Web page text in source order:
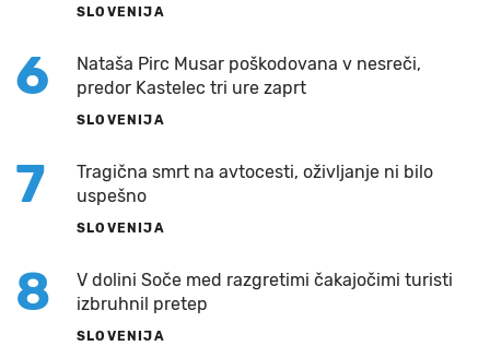
SLOVENIJA
6
Nataša Pirc Musar poškodovana v nesreči,
predor Kastelec tri ure zaprt
SLOVENIJA
7
Tragična smrt na avtocesti, oživljanje ni bilo
uspešno
SLOVENIJA
8
V dolini Soče med razgretimi čakajočimi turisti
izbruhnil pretep
SLOVENIJA